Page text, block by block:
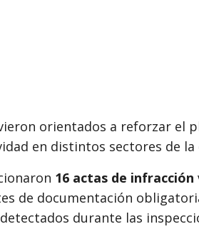
orientados a reforzar el
en distintos sectores de la
16 actas de infracción
de documentación
durante las